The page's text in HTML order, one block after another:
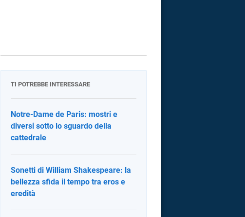
TI POTREBBE INTERESSARE
Notre-Dame de Paris: mostri e
diversi sotto lo sguardo della
cattedrale
Sonetti di William Shakespeare: la
bellezza sfida il tempo tra eros e
eredità